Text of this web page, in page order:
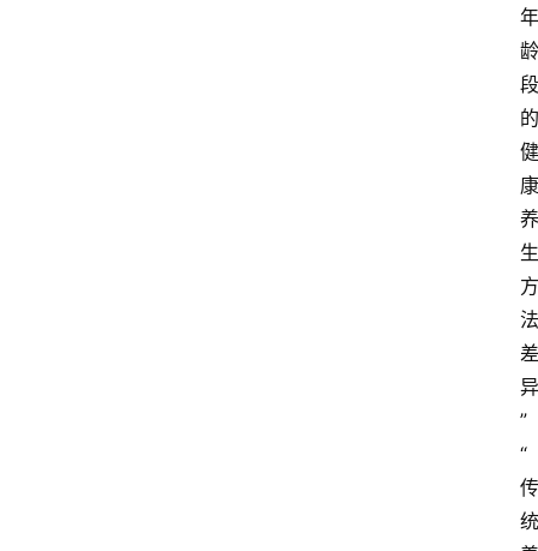
年
龄
段
的
健
康
养
生
方
法
差
异
”
“
传
统